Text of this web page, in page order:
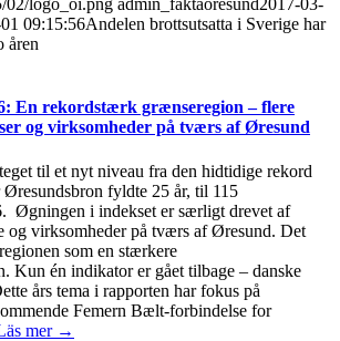
02/logo_oi.png admin_faktaoresund2017-03-
09:15:56Andelen brottsutsatta i Sverige har
åren
En rekordstærk grænseregion – flere
og virksomheder på tværs af Øresund
til et nyt niveau fra den hidtidige rekord
Øresundsbron fyldte 25 år, til 115
Øgningen i indekset er særligt drevet af
og virksomheder på tværs af Øresund. Det
som en stærkere
Kun én indikator er gået tilbage – danske
års tema i rapporten har fokus på
Femern Bælt-forbindelse for
mer →